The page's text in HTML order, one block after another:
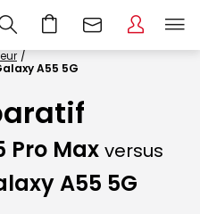
A55 5G
Pro Max versus
A55 5G